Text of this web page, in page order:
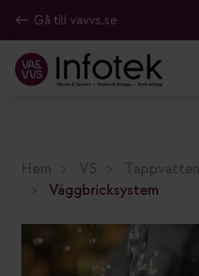
Gå till vavvs.se
Väggbricksystem